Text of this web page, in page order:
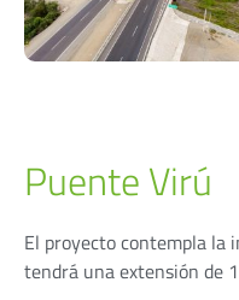
Puente Virú
El proyecto contempla la
tendrá una extensión de